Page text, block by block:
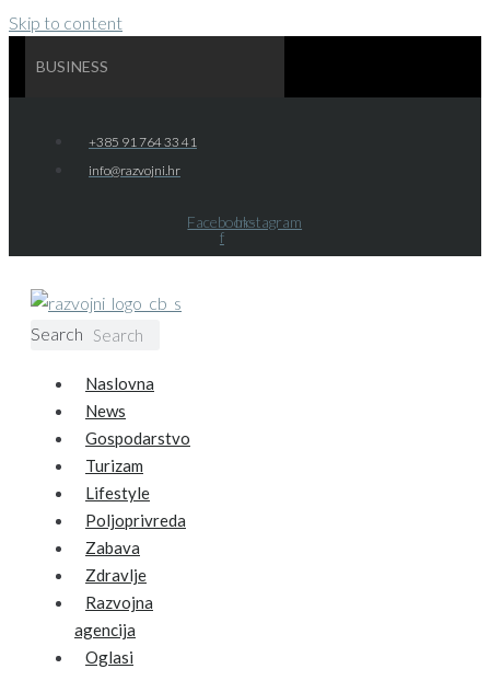
Skip to content
BUSINESS
+385 91 764 33 41
info@razvojni.hr
Facebook-
f
Instagram
Search Search
Naslovna
News
Gospodarstvo
Turizam
Lifestyle
Poljoprivreda
Zabava
Zdravlje
Razvojna
agencija
Oglasi